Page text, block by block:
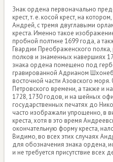
Знак ордена первоначально
крест, т. е. косой крест, на
Андрей, с тремя двуглавыми
креста. Именно такое
пробной полтине 1699 года, а
Гвардии Преображенского
полков и знаменных навершиях
знака ордена помещено под
гравированной Адрианом
восточной части Азовского моря.
Петровского времени, а также и
1728, 1730 годов, и на шейных
государственных печатях до
часто изображали упрощенно, в
креста, хотя в это время
окончательную форму креста,
Видимо, во всех этих случаях
для обозначения знака ордена,
и не требуется присутствие всех